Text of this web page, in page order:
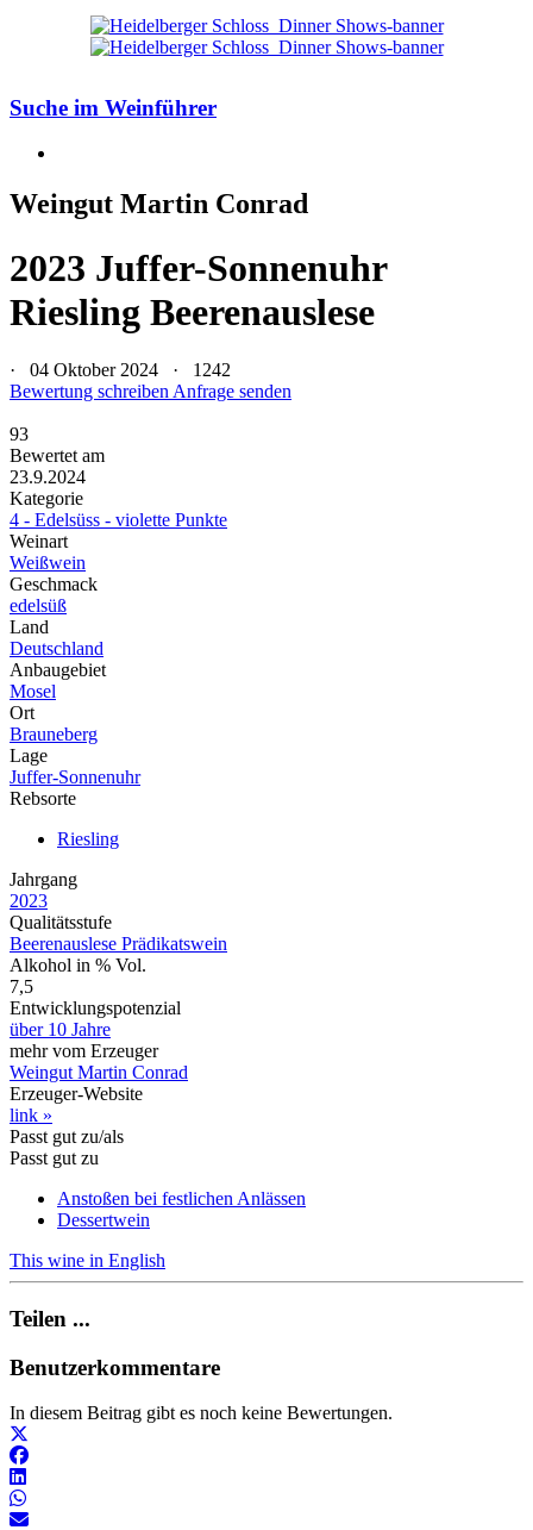
Suche im Weinführer
Weingut Martin Conrad
2023 Juffer-Sonnenuhr
Riesling Beerenauslese
· 04 Oktober 2024 ·
1242
Bewertung schreiben Anfrage senden
93
Bewertet am
23.9.2024
Kategorie
4 - Edelsüss - violette Punkte
Weinart
Weißwein
Geschmack
edelsüß
Land
Deutschland
Anbaugebiet
Mosel
Ort
Brauneberg
Lage
Juffer-Sonnenuhr
Rebsorte
Riesling
Jahrgang
2023
Qualitätsstufe
Beerenauslese Prädikatswein
Alkohol in % Vol.
7,5
Entwicklungspotenzial
über 10 Jahre
mehr vom Erzeuger
Weingut Martin Conrad
Erzeuger-Website
link »
Passt gut zu/als
Passt gut zu
Anstoßen bei festlichen Anlässen
Dessertwein
This wine in English
Teilen ...
Benutzerkommentare
In diesem Beitrag gibt es noch keine Bewertungen.